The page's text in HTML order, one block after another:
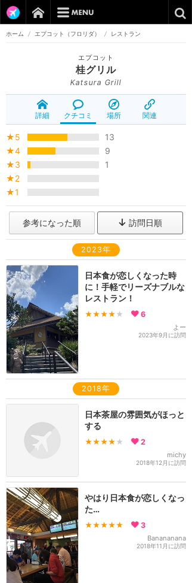
ホーム / エプコット（フロリダ） / レストラン
エプコット
桂グリル
Katsura Grill
詳細 クチコミ 場所 関連
★5
13
★4
9
★3
1
★2
★1
参考になった順 訪問日順
2023年
日本食が恋しくなった時
に！手軽でリーズナブルな
レストラン！
★★★★ ★ 6
よー
2023年9月に訪問
2018年
日本茶屋の雰囲気がほっと
する
★★★★ ★ 2
michy
2018年12月に訪問
やはり日本食が恋しくなっ
た…
★★★★★ 3
Banananana
2018年11月に訪問